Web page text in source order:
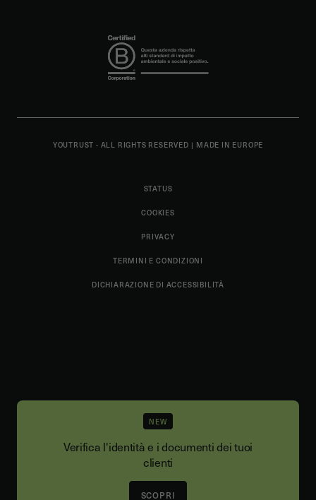
YOUTRUST - ALL RIGHTS RESERVED | MADE IN EUROPE
STATUS
COOKIES
PRIVACY
TERMINI E CONDIZIONI
DICHIARAZIONE DI ACCESSIBILITÀ
NEW
Verifica l'identità e i documenti dei tuoi
clienti
SCOPRI